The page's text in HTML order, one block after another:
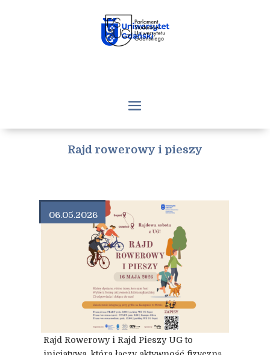
Rajd rowerowy i pieszy
06.05.2026
Rajd Rowerowy i Rajd Pieszy UG to